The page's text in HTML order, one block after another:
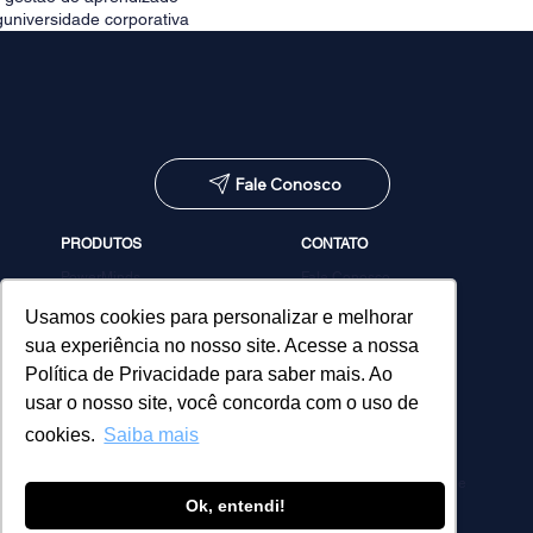
Usamos cookies para personalizar e melhorar
sua experiência no nosso site. Acesse a nossa
Política de Privacidade para saber mais. Ao
usar o nosso site, você concorda com o uso de
cookies. Saiba mais
Ok, entendi!
universidade corporativa
Fale Conosco
© 2026 MicroPower. Todos os direitos reservados
PRODUTOS
PowerMinds
Estúdio de Conteúdos
MicroPower Classes
Consultoria
CONTATO
Fale Conosco
Política de Privacidade